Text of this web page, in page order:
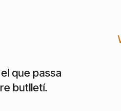
que passa
butlletí.